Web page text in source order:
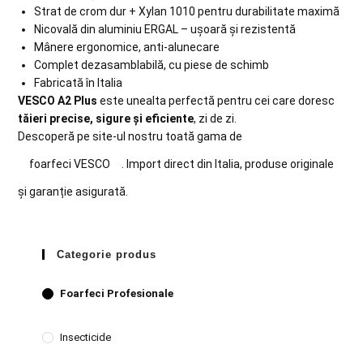
Strat de crom dur + Xylan 1010 pentru durabilitate maximă
Nicovală din aluminiu ERGAL – ușoară și rezistentă
Mânere ergonomice, anti-alunecare
Complet dezasamblabilă, cu piese de schimb
Fabricată în Italia
VESCO A2 Plus este unealta perfectă pentru cei care doresc
tăieri precise, sigure și eficiente, zi de zi.
Descoperă pe site-ul nostru toată gama de
foarfeci VESCO . Import direct din Italia, produse originale
și garanție asigurată.
Categorie produs
Foarfeci Profesionale
Insecticide